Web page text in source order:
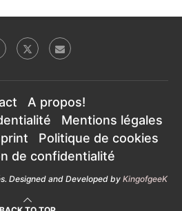
A propos!
Mentions légales
Politique de cookies
de confidentialité
Designed and Developed by KingofgeeK